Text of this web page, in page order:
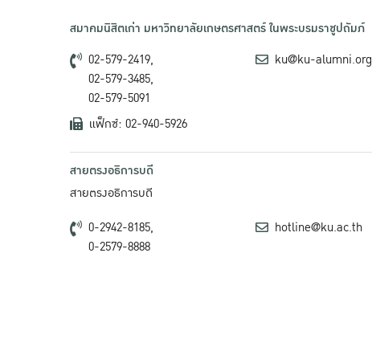
สมาคมนิสิตเก่า มหาวิทยาลัยเกษตรศาสตร์ ในพระบรมราชูปถัมภ์
02-579-2419,
02-579-3485,
02-579-5091
แฟ็กซ์: 02-940-5926
ku@ku-alumni.org
สายตรงอธิการบดี
สายตรงอธิการบดี
0-2942-8185,
0-2579-8888
hotline@ku.ac.th